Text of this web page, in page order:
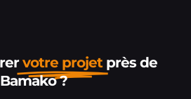
votre projet près de
Bamako ?